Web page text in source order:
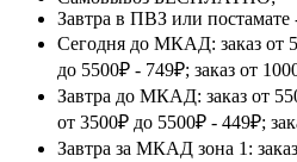
Завтра в ПВЗ или
Сегодня до МКАД: заказ от
до 5500₽ - 749₽; заказ от
Завтра до МКАД: заказ от
от 3500₽ до 5500₽ - 449₽;
Завтра за МКАД зона 1: